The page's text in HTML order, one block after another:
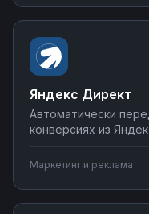
— от простых
нутрчеринга.
Яндекс Директ
Автоматически
конверсиях из
учета, создавайте
Битрикс24.
полного контроля
кампаний.
Маркетинг и реклама